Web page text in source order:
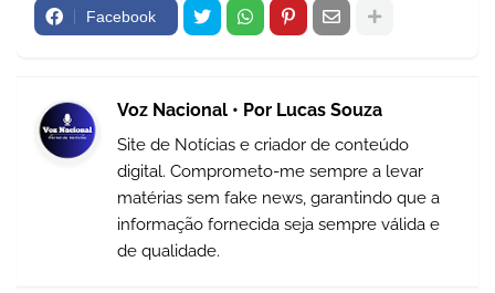
Facebook
Voz Nacional • Por Lucas Souza
Site de Notícias e criador de conteúdo
digital. Comprometo-me sempre a levar
matérias sem fake news, garantindo que a
informação fornecida seja sempre válida e
de qualidade.